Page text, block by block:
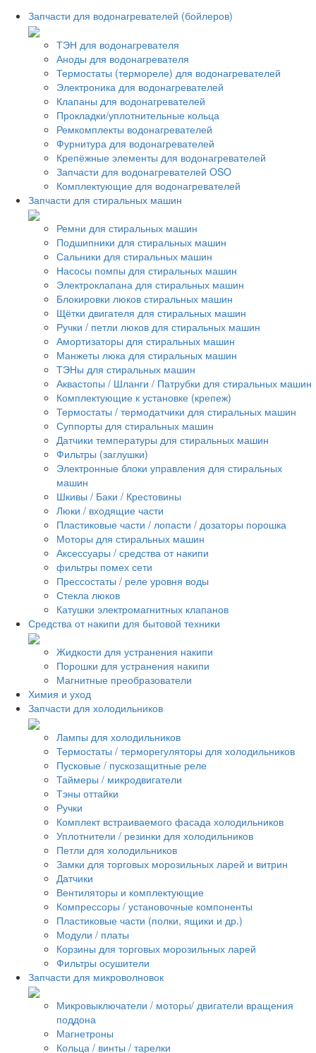
Запчасти для водонагревателей (бойлеров)
ТЭН для водонагревателя
Аноды для водонагревателя
Термостаты (термореле) для водонагревателей
Электроника для водонагревателей
Клапаны для водонагревателей
Прокладки/уплотнительные кольца
Ремкомплекты водонагревателей
Фурнитура для водонагревателей
Крепёжные элементы для водонагревателей
Запчасти для водонагревателей OSO
Комплектующие для водонагревателей
Запчасти для стиральных машин
Ремни для стиральных машин
Подшипники для стиральных машин
Сальники для стиральных машин
Насосы помпы для стиральных машин
Электроклапана для стиральных машин
Блокировки люков стиральных машин
Щётки двигателя для стиральных машин
Ручки / петли люков для стиральных машин
Амортизаторы для стиральных машин
Манжеты люка для стиральных машин
ТЭНы для стиральных машин
Аквастопы / Шланги / Патрубки для стиральных машин
Комплектующие к установке (крепеж)
Термостаты / термодатчики для стиральных машин
Суппорты для стиральных машин
Датчики температуры для стиральных машин
Фильтры (заглушки)
Электронные блоки управления для стиральных
машин
Шкивы / Баки / Крестовины
Люки / входящие части
Пластиковые части / лопасти / дозаторы порошка
Моторы для стиральных машин
Аксессуары / средства от накипи
фильтры помех сети
Прессостаты / реле уровня воды
Стекла люков
Катушки электромагнитных клапанов
Средства от накипи для бытовой техники
Жидкости для устранения накипи
Порошки для устранения накипи
Магнитные преобразователи
Химия и уход
Запчасти для холодильников
Лампы для холодильников
Термостаты / терморегуляторы для холодильников
Пусковые / пускозащитные реле
Таймеры / микродвигатели
Тэны оттайки
Ручки
Комплект встраиваемого фасада холодильников
Уплотнители / резинки для холодильников
Петли для холодильников
Замки для торговых морозильных ларей и витрин
Датчики
Вентиляторы и комплектующие
Компрессоры / установочные компоненты
Пластиковые части (полки, ящики и др.)
Модули / платы
Корзины для торговых морозильных ларей
Фильтры осушители
Запчасти для микроволновок
Микровыключатели / моторы/ двигатели вращения
поддона
Магнетроны
Кольца / винты / тарелки